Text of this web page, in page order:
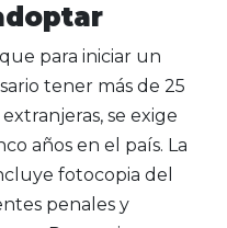
para iniciar un
tener más de 25
se exige
años en el país. La
fotocopia del
penales y